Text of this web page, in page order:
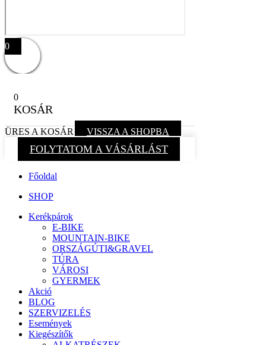
0
0
KOSÁR
ÜRES A KOSÁR VISSZA A SHOPBA
FOLYTATOM A VÁSÁRLÁST
Főoldal
SHOP
Kerékpárok
E-BIKE
MOUNTAIN-BIKE
ORSZÁGÚTI&GRAVEL
TÚRA
VÁROSI
GYERMEK
Akció
BLOG
SZERVIZELÉS
Események
Kiegészítők